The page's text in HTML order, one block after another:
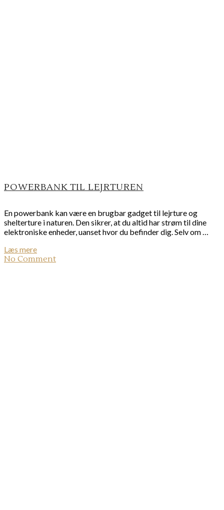
POWERBANK TIL LEJRTUREN
En powerbank kan være en brugbar gadget til lejrture og
shelterture i naturen. Den sikrer, at du altid har strøm til dine
elektroniske enheder, uanset hvor du befinder dig. Selv om …
Læs mere
No Comment